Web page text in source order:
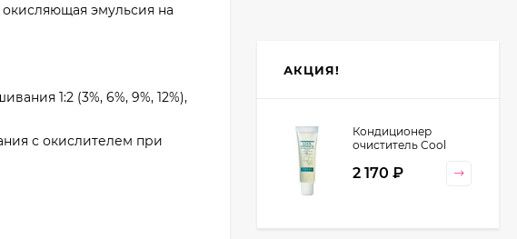
эмульсия на
1:2 (3%, 6%, 9%, 12%),
с окислителем при
АКЦИЯ!
Кондиционер
очиститель Cool
Cosmetics, 130 гр
2 170 ₽